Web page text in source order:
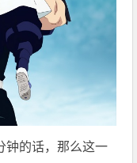
钟的话，那么这一